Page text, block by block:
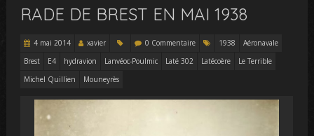
RADE DE BREST EN MAI 1938
4 mai 2014 xavier 0 Commentaire 1938
Aéronavale
Brest
E4 hydravion Lanvéoc-Poulmic Laté 302 Latécoère
Le Terrible
Michel Quillien
Mouneyrès